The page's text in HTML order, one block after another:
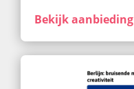
Bekijk aanbieding